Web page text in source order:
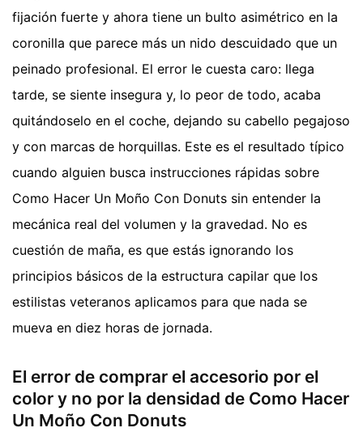
fijación fuerte y ahora tiene un bulto asimétrico en la
coronilla que parece más un nido descuidado que un
peinado profesional. El error le cuesta caro: llega
tarde, se siente insegura y, lo peor de todo, acaba
quitándoselo en el coche, dejando su cabello pegajoso
y con marcas de horquillas. Este es el resultado típico
cuando alguien busca instrucciones rápidas sobre
Como Hacer Un Moño Con Donuts sin entender la
mecánica real del volumen y la gravedad. No es
cuestión de maña, es que estás ignorando los
principios básicos de la estructura capilar que los
estilistas veteranos aplicamos para que nada se
mueva en diez horas de jornada.
El error de comprar el accesorio por el
color y no por la densidad de Como Hacer
Un Moño Con Donuts